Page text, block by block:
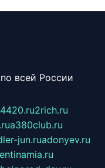
всей России
2rich.ru
a380club.ru
jun.ruadonyev.ru